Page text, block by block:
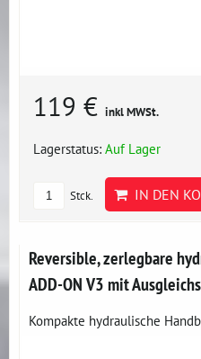
119 € inkl MWSt.
Lagerstatus: Auf Lager
Stck. IN DEN
Reversible, zerlegbare
ADD-ON V3 mit
Kompakte hydraulische